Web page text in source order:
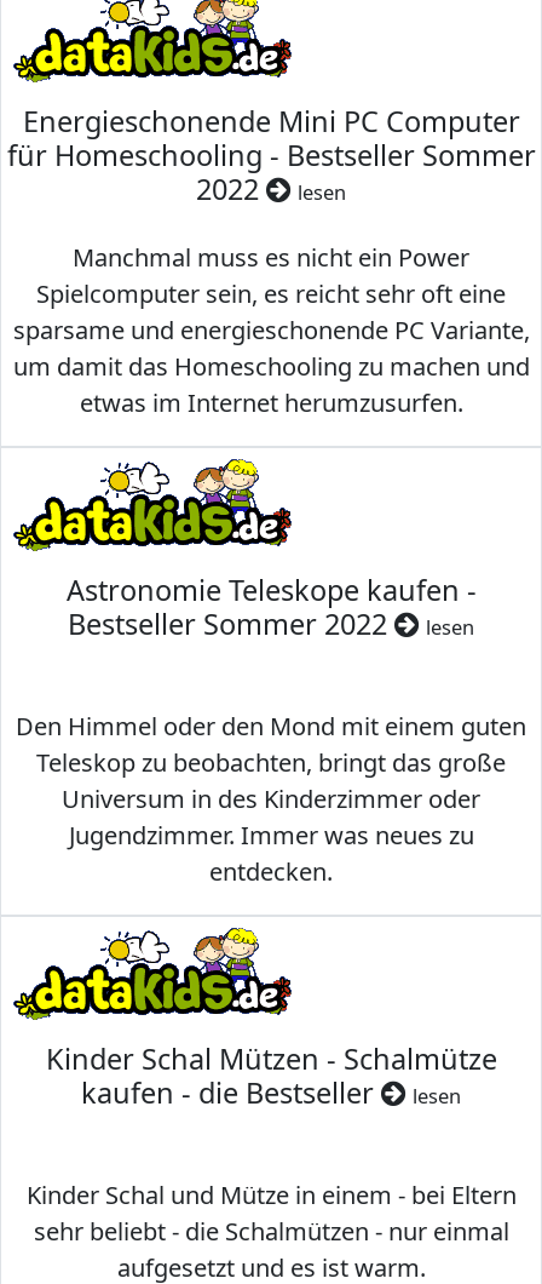
Energieschonende Mini PC Computer
für Homeschooling - Bestseller Sommer
2022
lesen
Manchmal muss es nicht ein Power
Spielcomputer sein, es reicht sehr oft eine
sparsame und energieschonende PC Variante,
um damit das Homeschooling zu machen und
etwas im Internet herumzusurfen.
Astronomie Teleskope kaufen -
Bestseller Sommer 2022
lesen
Den Himmel oder den Mond mit einem guten
Teleskop zu beobachten, bringt das große
Universum in des Kinderzimmer oder
Jugendzimmer. Immer was neues zu
entdecken.
Kinder Schal Mützen - Schalmütze
kaufen - die Bestseller
lesen
Kinder Schal und Mütze in einem - bei Eltern
sehr beliebt - die Schalmützen - nur einmal
aufgesetzt und es ist warm.